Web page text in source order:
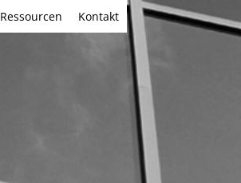
Ressourcen Kontakt